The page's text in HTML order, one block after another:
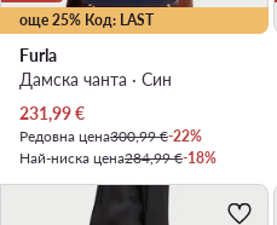
още 25% Код: LAST
Furla
Дамска чанта · Син
Актуална цена
231,99€
Редовна цена300,99 €-22%
Най-ниска цена284,99 €-18%